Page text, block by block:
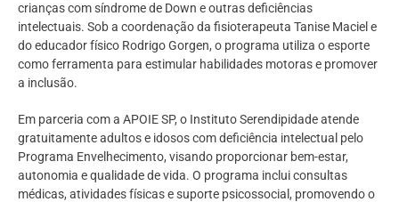
crianças com síndrome de Down e outras deficiências
intelectuais. Sob a coordenação da fisioterapeuta Tanise Maciel e
do educador físico Rodrigo Gorgen, o programa utiliza o esporte
como ferramenta para estimular habilidades motoras e promover
a inclusão.
Em parceria com a APOIE SP, o Instituto Serendipidade atende
gratuitamente adultos e idosos com deficiência intelectual pelo
Programa Envelhecimento, visando proporcionar bem-estar,
autonomia e qualidade de vida. O programa inclui consultas
médicas, atividades físicas e suporte psicossocial, promovendo o